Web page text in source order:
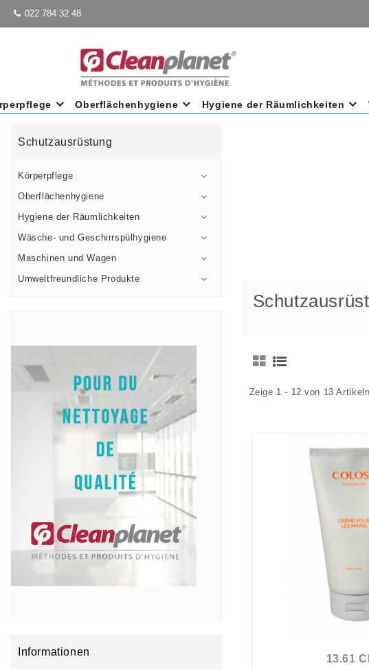
022 784 32 48
Oberflächenhygiene Hygiene der Räumlichkeiten
Schutzausrüstung
Körperpflege
Oberflächenhygiene
Hygiene der Räumlichkeiten
Wäsche- und Geschirrspülhygiene
Maschinen und Wagen
Umweltfreundliche Produkte
Informationen
Zeige 1 - 12 von 13 Artikeln
13.61